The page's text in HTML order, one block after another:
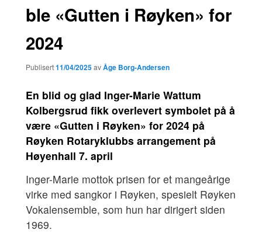
ble «Gutten i Røyken» for
2024
Publisert11/04/2025 avÅge Borg-Andersen
En blid og glad Inger-Marie Wattum
Kolbergsrud fikk overlevert symbolet på å
være «Gutten i Røyken» for 2024 på
Røyken Rotaryklubbs arrangement på
Høyenhall 7. april
Inger-Marie mottok prisen for et mangeårige
virke med sangkor i Røyken, spesielt Røyken
Vokalensemble, som hun har dirigert siden
1969.